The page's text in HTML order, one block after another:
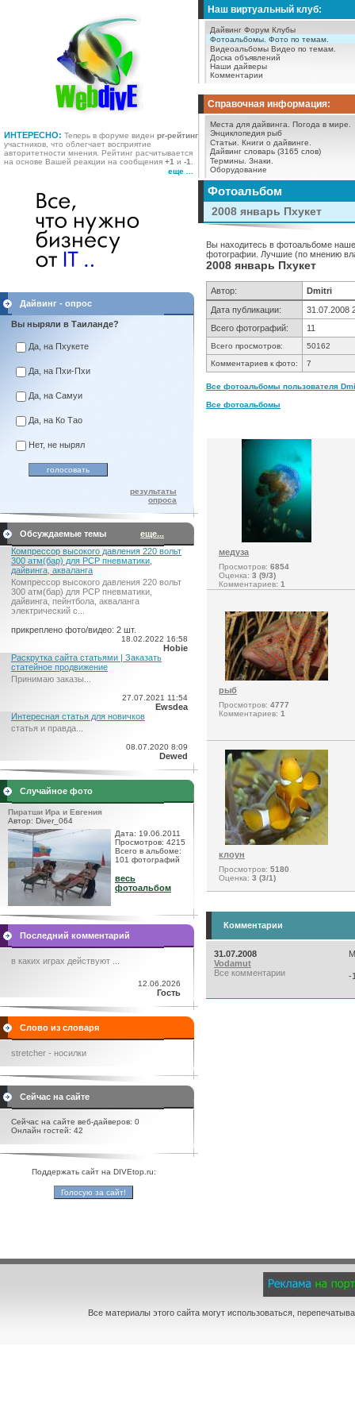
ИНТЕРЕСНО: Теперь в форуме виден pr-рейтинг
участников, что облегчает восприятие
авторитетности мнения. Рейтинг расчитывается
на основе Вашей реакции на сообщения +1 и -1
еще ...
Наш виртуальный клуб:
Дайвинг Форум Клубы
Фотоальбомы. Фото по темам.
Видеоальбомы Видео по темам.
Доска объявлений
Наши дайверы
Комментарии
Справочная информация:
Места для дайвинга.
Погода в мире.
Энциклопедия рыб
Статьи.
Книги о дайвинге.
Дайвинг словарь (3165 слов)
Термины. Знаки.
Оборудование
Дайвинг - опрос
Вы ныряли в Таиланде?
Да, на Пхукете
Да, на Пхи-Пхи
Да, на Самуи
Да, на Ко Тао
Нет, не нырял
результаты
опроса
Обсуждаемые темы
еще...
Компрессор высокого давления 220 вольт
300 атм(бар) для PCP пневматики,
дайвинга, акваланга
Компрессор высокого давления 220 вольт
300 атм(бар) для PCP пневматики,
дайвинга, пейнтбола, акваланга
электрический c...
прикреплено фото/видео: 2 шт.
18.02.2022 16:58
Hobie
Раскрутка сайта статьями | Заказать
статейное продвижение
Принимаю заказы...
27.07.2021 11:54
Ewsdea
Интересная статья для новичков
статья и правда...
08.07.2020 8:09
Dewed
Случайное фото
Пиратши Ира и Евгения
Автор: Diver_064
Дата: 19.06.2011
Просмотров: 4215
Всего в альбоме:
101 фотографий
весь
фотоальбом
Последний комментарий
в каких играх действуют ...
12.06.2026
Гость
Слово из словаря
stretcher - носилки
Сейчас на сайте
Сейчас на сайте веб-дайверов: 0
Онлайн гостей: 42
Поддержать сайт на DIVEtop.ru:
Фотоальбом
2008 январь Пхукет
Вы находитесь в фотоальбоме
фотографии. Лучшие (по мнению
2008 январь Пхукет
Автор:
Dmitri
Дата публикации:
31.07.2008
Всего фотографий:
11
Всего просмотров:
50162
Комментариев к фото:
7
Все фотоальбомы пользователя
Все фотоальбомы
медуза
Просмотров: 6854
Оценка: 3 (9/3)
Комментариев: 1
рыб
Просмотров: 4777
Комментариев: 1
клоун
Просмотров: 5180
Оценка: 3 (3/1)
Комментарии
31.07.2008
Vodamut
Все комментарии
-
Все материалы этого сайта могут использоваться,